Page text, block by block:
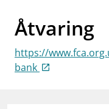
businessOm
mail_outlineKontakt oss
Åtvaring
https://
bank